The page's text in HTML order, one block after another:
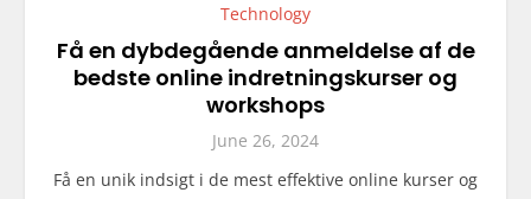
Technology
Få en dybdegående anmeldelse af de
bedste online indretningskurser og
workshops
June 26, 2024
Få en unik indsigt i de mest effektive online kurser og